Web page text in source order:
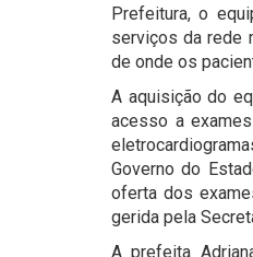
Prefeitura, o
serviços da rede
de onde os
A aquisição do
acesso a
Governo do
oferta dos
gerida pela
A prefeita